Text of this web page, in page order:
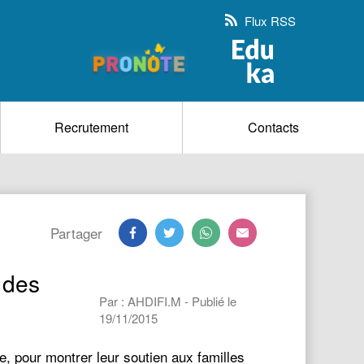
Flux RSS
Recrutement Contacts
Partager
Par : AHDIFI.M - Publié le
19/11/2015
pour montrer leur soutien aux familles